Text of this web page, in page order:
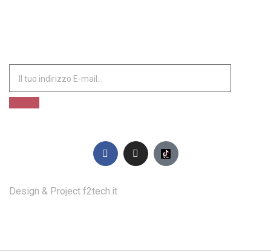
Design & Project f2tech.it